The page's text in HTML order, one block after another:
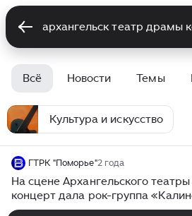
Всё Новости Темы
Культура и искусство
ГТРК "Поморье"2 года
На сцене Архангельского
концерт дала рок-группа